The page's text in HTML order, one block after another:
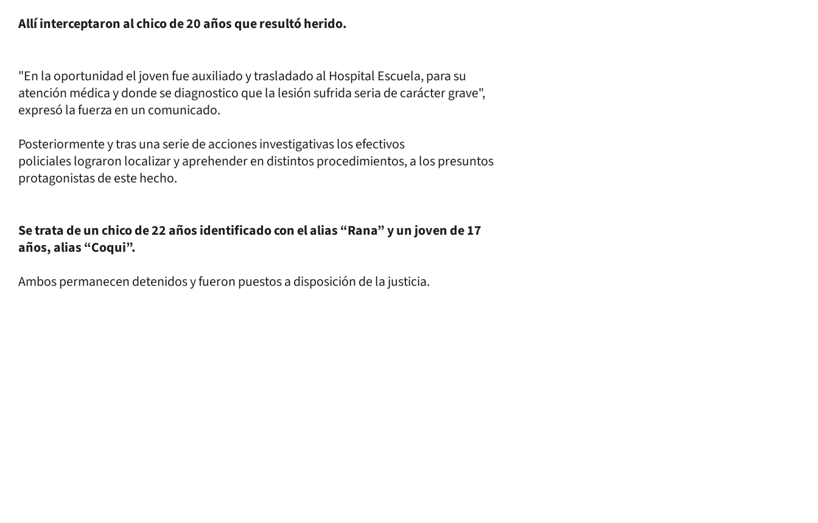
Allí interceptaron al chico de 20 años que resultó herido.
"En la oportunidad el joven fue auxiliado y trasladado al Hospital Escuela, para su
atención médica y donde se diagnostico que la lesión sufrida seria de carácter grave",
expresó la fuerza en un comunicado.
Posteriormente y tras una serie de acciones investigativas los efectivos
policiales lograron localizar y aprehender en distintos procedimientos, a los presuntos
protagonistas de este hecho.
Se trata de un chico de 22 años identificado con el alias “Rana” y un joven de 17
años, alias “Coqui”.
Ambos permanecen detenidos y fueron puestos a disposición de la justicia.